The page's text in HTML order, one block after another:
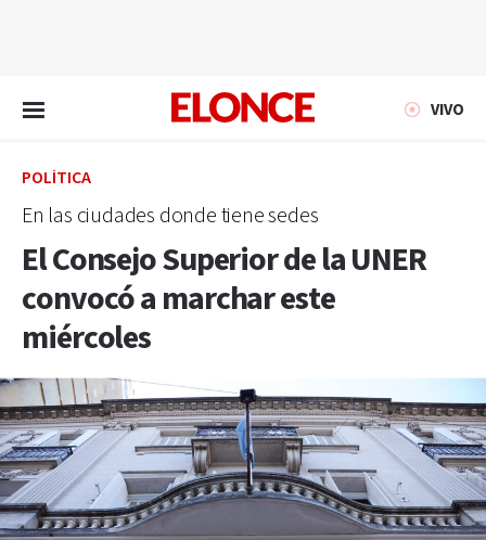
VIVO
POLÍTICA
En las ciudades donde tiene sedes
El Consejo Superior de la UNER
convocó a marchar este
miércoles